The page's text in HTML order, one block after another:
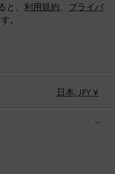
、 利用規約、 プライバ
。
日本, JPY ¥